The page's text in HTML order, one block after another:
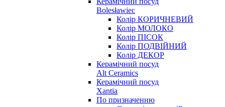
Bolesławiec
Колір КОРИЧНЕВИЙ
Колір МОЛОКО
Колір ПІСОК
Колір ПОДВІЙНИЙ
Колір ДЕКОР
Керамічний посуд
Alt Ceramics
Керамічний посуд
Xantia
По призначенню